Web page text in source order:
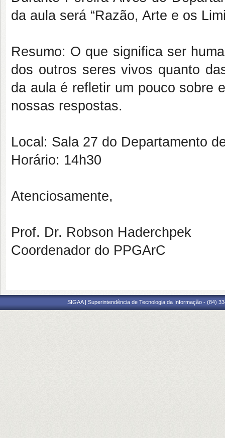
da aula será “Razão, Arte e os
Resumo: O que significa ser
dos outros seres vivos quanto
da aula é refletir um pouco sobre
nossas respostas.
Local: Sala 27 do Departamento
Horário: 14h30
Atenciosamente,
Prof. Dr. Robson Haderchpek
Coordenador do PPGArC
SIGAA | Superintendência de Tecnologia da Informação - (84)